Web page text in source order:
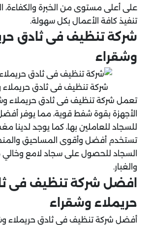
على أعلى مستوى من الخبرة والكفاءة،
تنفيذ كافة الأعمال بكل سهولة.
شركة تنظيف فى ثادق
وشقراء
شركة تنظيف فى ثادق حريملاء
تعمل شركة تنظيف فى ثادق حريملاء
الأجهزة بقوة شفط قوية، مما يوفر
للسجاد للعاملين بها، كما يوجد لدينا
تستخدم أفضل وأقوى المساحيق
السجاد للحصول على سجاد لامع وخالي
والغبار.
افضل شركة تنظيف فى
حريملاء وشقراء
أفضل شركة تنظيف فى ثادق حريملاء